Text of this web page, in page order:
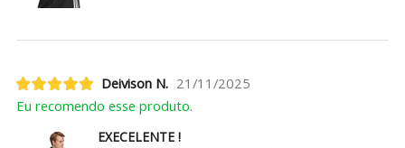
Deivison N. 21/11/2025
Eu recomendo esse produto.
EXECELENTE !